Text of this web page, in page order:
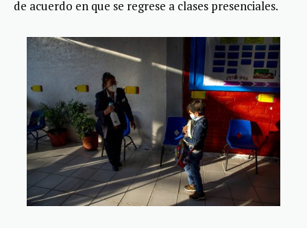
de acuerdo en que se regrese a clases presenciales.